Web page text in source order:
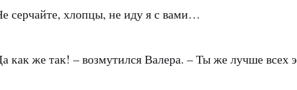
серчайте, хлопцы, не иду я с вами…
как же так! – возмутился Валера. – Ты же лучше всех